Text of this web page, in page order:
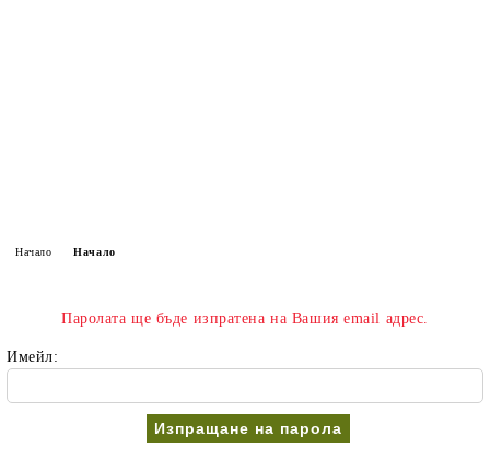
Начало Начало
Паролата ще бъде изпратена на Вашия email адрес.
Имейл: